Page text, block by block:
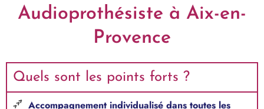
Audioprothésiste à Aix-en-
Provence
Quels sont les points forts ?
Accompagnement individualisé dans toutes les